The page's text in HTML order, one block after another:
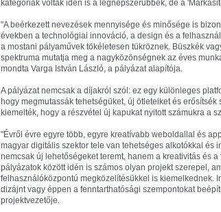
kategóriák voltak idén is a legnépszerűbbek, de a
"A beérkezett nevezések mennyisége és minősége is
években a technológiai innováció, a design és a
a mostani pályaművek tökéletesen tükröznek. Büszkék
spektruma mutatja meg a nagyközönségnek az éves
mondta Varga István László, a pályázat alapítója.
A pályázat nemcsak a díjakról szól: ez egy különleges
hogy megmutassák tehetségüket, új ötleteiket és
kiemelték, hogy a részvétel új kapukat nyitott számukra a
"Évről évre egyre több, egyre kreatívabb weboldallal és
magyar digitális szektor tele van tehetséges alkotókkal és
nemcsak új lehetőségeket teremt, hanem a kreativitás és
pályázatok között idén is számos olyan projekt szerepel,
felhasználóközpontú megközelítésükkel is kiemelkednek.
dizájnt vagy éppen a fenntarthatósági szempontokat
projektvezetője.